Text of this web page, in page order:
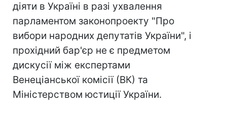
діяти в Україні в разі ухвалення
парламентом законопроекту "Про
вибори народних депутатів України", і
прохідний бар'єр не є предметом
дискусії між експертами
Венеціанської комісії (ВК) та
Міністерством юстиції України.